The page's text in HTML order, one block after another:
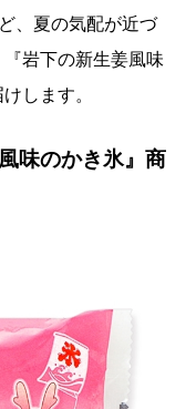
、夏の気配が近づ
岩下の新生姜風味
します。
味のかき氷』商